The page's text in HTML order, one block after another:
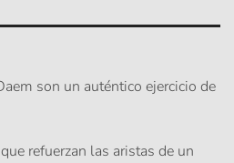
son un auténtico ejercicio de
refuerzan las aristas de un